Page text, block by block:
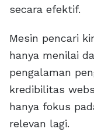
secara efektif.
Mesin pencari
hanya menilai
pengalaman
kredibilitas
hanya fokus
relevan lagi.